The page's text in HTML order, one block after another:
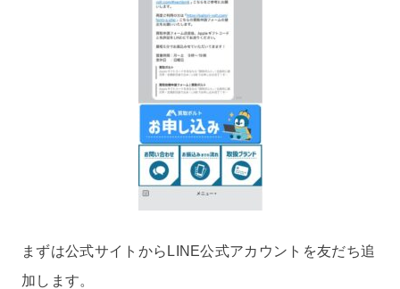
まずは公式サイトからLINE公式アカウントを友だち追
加します。